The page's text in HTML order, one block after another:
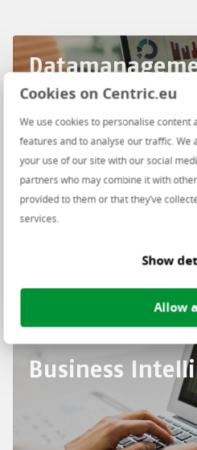
Cookies on Centric.eu
We use cookies to personalise content
features and to analyse our traffic. We
your use of our site with our social
partners who may combine it with
provided to them or that they’ve
services.
Show
Allow
In een datagedreven
datamanagement cruciaal
hoe je met Centric’s
Business